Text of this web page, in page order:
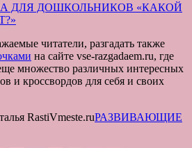
ДЛЯ ДОШКОЛЬНИКОВ «КАКОЙ
читатели, разгадать также
на сайте vse-razgadaem.ru, где
множество различных интересных
и кроссвордов для себя и своих
RastiVmeste.ruРубрики
РАЗВИВАЮЩИЕ